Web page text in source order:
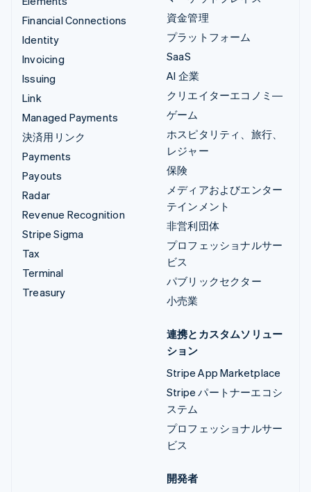
Financial Connections
Identity
Invoicing
Issuing
Link
Managed Payments
決済用リンク
Payments
Payouts
Radar
Revenue Recognition
Stripe Sigma
Tax
Terminal
Treasury
資金管理
プラットフォーム
SaaS
AI 企業
クリエイターエコノミ―
ゲーム
ホスピタリティ、旅行、
レジャー
保険
メディアおよびエンター
テインメント
非営利団体
プロフェッショナルサー
ビス
パブリックセクター
小売業
連携とカスタムソリュー
ション
Stripe App Marketplace
Stripe パートナーエコシ
ステム
プロフェッショナルサー
ビス
開発者